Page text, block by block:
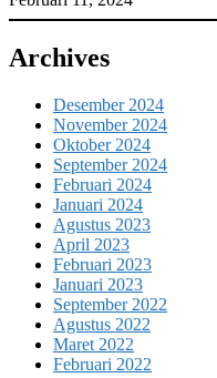
Archives
Desember 2024
November 2024
Oktober 2024
September 2024
Februari 2024
Januari 2024
Agustus 2023
April 2023
Februari 2023
Januari 2023
September 2022
Agustus 2022
Maret 2022
Februari 2022